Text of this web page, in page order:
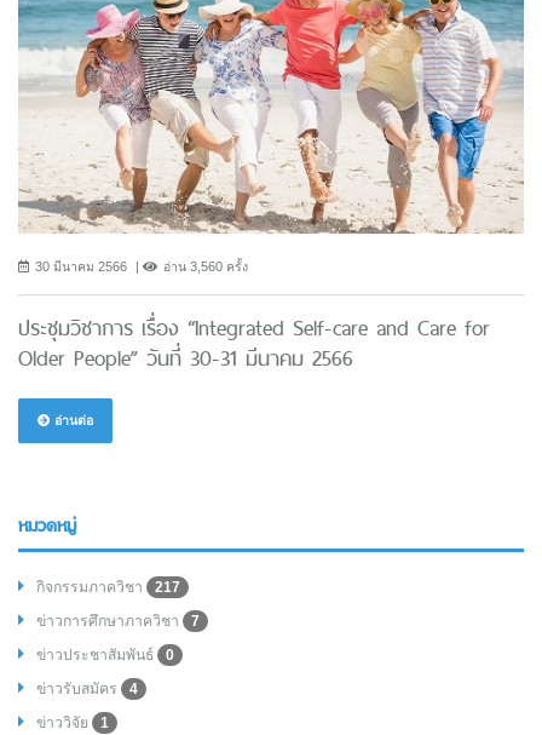
30 มีนาคม 2566 อ่าน 3,560 ครั้ง
ประชุมวิชาการ เรื่อง “Integrated Self-care and Care for
Older People” วันที่ 30-31 มีนาคม 2566
อ่านต่อ
หมวดหมู่
กิจกรรมภาควิชา
217
ข่าวการศึกษาภาควิชา
7
ข่าวประชาสัมพันธ์
0
ข่าวรับสมัคร
4
ข่าววิจัย
1